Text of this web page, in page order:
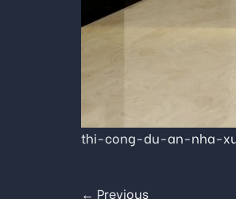
thi-cong-du-an-nha-
← Previous